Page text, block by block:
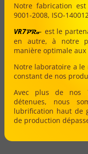
Notre fabrication
9001-2008, ISO-
VR7PRoest le
en autre, à notre
manière optimale
Notre laboratoire a
constant de nos
Avec plus de nos
détenues, nous
lubrification haut de
de production